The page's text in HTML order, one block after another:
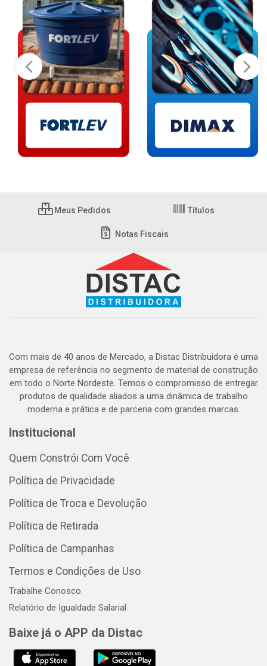
Meus Pedidos Títulos
Notas Fiscais
Com mais de 40 anos de Mercado, a Distac Distribuidora é uma
empresa de referência no segmento de material de construção
em todo o Norte Nordeste. Temos o compromisso de entregar
produtos de qualidade aliados a uma dinâmica de trabalho
moderna e prática e de parceria com grandes marcas.
Institucional
Quem Constrói Com Você
Política de Privacidade
Política de Troca e Devolução
Política de Retirada
Política de Campanhas
Termos e Condições de Uso
Trabalhe Conosco
Relatório de Igualdade Salarial
Baixe já o APP da Distac